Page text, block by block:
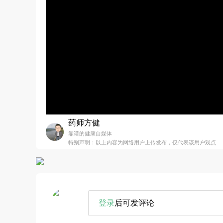
药师方健
靠谱的健康自媒体
特别声明：以上内容为网络用户上传发布，仅代表该用户观点
登录后可发评论